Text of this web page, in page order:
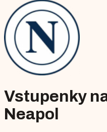
Vstupenky
Neapol